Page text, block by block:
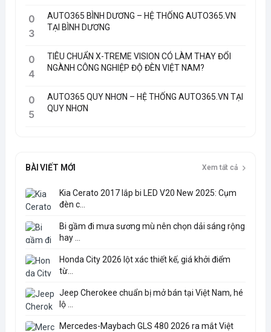
0
3
AUTO365 BÌNH DƯƠNG – HỆ THỐNG AUTO365.VN
TẠI BÌNH DƯƠNG
0
4
TIÊU CHUẨN X-TREME VISION CÓ LÀM THAY ĐỔI
NGÀNH CÔNG NGHIỆP ĐỘ ĐÈN VIỆT NAM?
0
5
AUTO365 QUY NHƠN – HỆ THỐNG AUTO365.VN TẠI
QUY NHƠN
BÀI VIẾT MỚI Xem tất cả
Kia Cerato 2017 lắp bi LED V20 New 2025: Cụm
đèn c...
Bi gầm đi mưa sương mù nên chọn dải sáng rộng
hay ...
Honda City 2026 lột xác thiết kế, giá khởi điểm
từ...
Jeep Cherokee chuẩn bị mở bán tại Việt Nam, hé
lộ ...
Mercedes-Maybach GLS 480 2026 ra mắt Việt